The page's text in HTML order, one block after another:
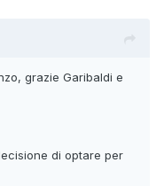
grazie Garibaldi e
di optare per